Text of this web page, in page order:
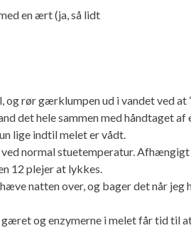
en ært (ja, så lidt
rør gærklumpen ud i vandet ved at
det hele sammen med håndtaget af
lige indtil melet er vådt.
normal stuetemperatur.
12 plejer at lykkes.
natten over, og bager det når
og enzymerne i melet får tid til